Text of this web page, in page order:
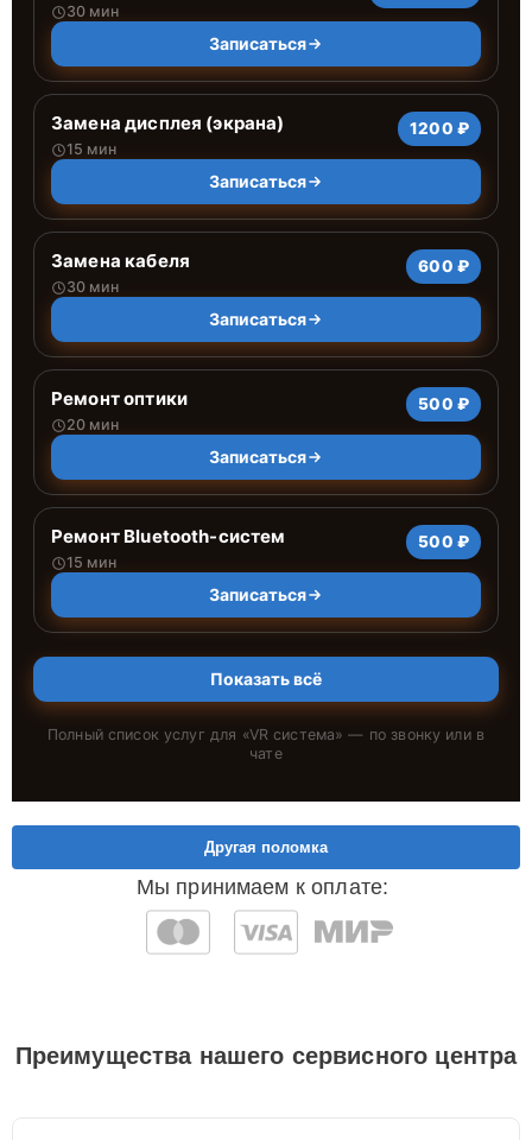
30 мин
Записаться
Замена дисплея (экрана)
15 мин
1200 ₽
Записаться
Замена кабеля
30 мин
600 ₽
Записаться
Ремонт оптики
20 мин
500 ₽
Записаться
Ремонт Bluetooth-систем
15 мин
500 ₽
Записаться
Показать всё
Полный список услуг для «VR система» — по звонку или в
чате
Мы принимаем к оплате:
Другая поломка
Преимущества нашего сервисного центра